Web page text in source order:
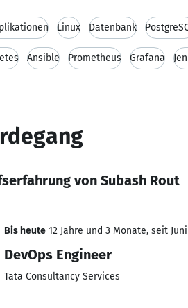
Linux Datenbank
Ansible Prometheus Grafana
von Subash Rout
Bis heute 12 Jahre und 3 Monate, seit
DevOps Engineer
Tata Consultancy Services